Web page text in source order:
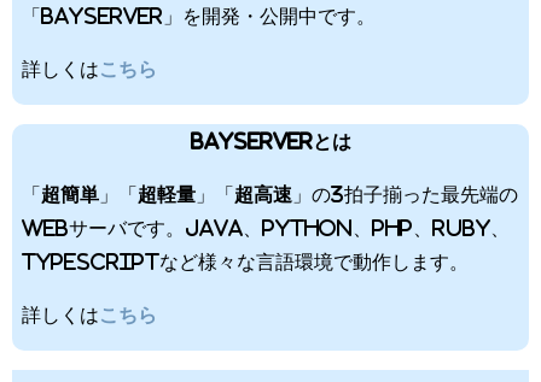
「BayServer」を開発・公開中です。
詳しくは こちら
BayServerとは
「 超簡単 」「 超軽量 」「 超高速 」の3拍子揃った最先端の
Webサーバです。Java、Python、PHP、Ruby、
TypeScriptなど様々な言語環境で動作します。
詳しくは こちら